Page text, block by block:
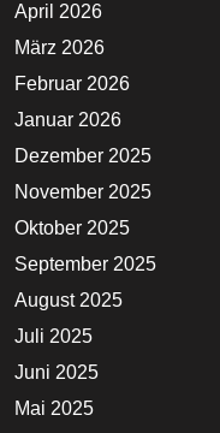
April 2026
März 2026
Februar 2026
Januar 2026
Dezember 2025
November 2025
Oktober 2025
September 2025
August 2025
Juli 2025
Juni 2025
Mai 2025